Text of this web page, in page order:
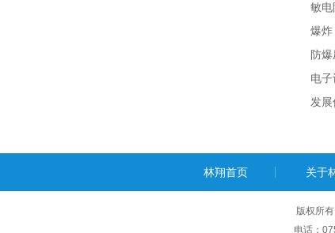
敏电
爆炸
防
电
发展
林翔首页 关于
版权所
电话：